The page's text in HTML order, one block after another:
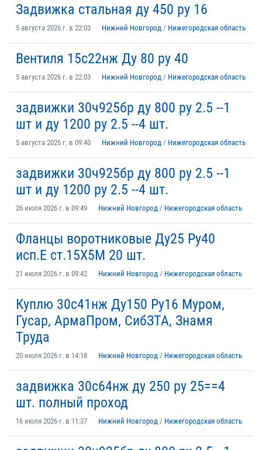
Задвижка стальная ду 450 ру 16
5 августа 2026 г. в 22:03 Нижний Новгород / Нижегородская область
Вентиля 15с22нж Ду 80 ру 40
5 августа 2026 г. в 22:03 Нижний Новгород / Нижегородская область
задвижки 30ч925бр ду 800 ру 2.5 --1
шт и ду 1200 ру 2.5 --4 шт.
5 августа 2026 г. в 09:40 Нижний Новгород / Нижегородская область
задвижки 30ч925бр ду 800 ру 2.5 --1
шт и ду 1200 ру 2.5 --4 шт.
26 июля 2026 г. в 09:49 Нижний Новгород / Нижегородская область
Фланцы воротниковые Ду25 Ру40
исп.Е ст.15Х5М 20 шт.
21 июля 2026 г. в 09:42 Нижний Новгород / Нижегородская область
Куплю 30с41нж Ду150 Ру16 Муром,
Гусар, АрмаПром, СибЗТА, Знамя
Труда
20 июля 2026 г. в 14:18 Нижний Новгород / Нижегородская область
задвижка 30с64нж ду 250 ру 25==4
шт. полный проход
16 июля 2026 г. в 11:37 Нижний Новгород / Нижегородская область